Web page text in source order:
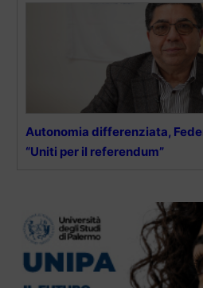
Autonomia differenziata,
“Uniti per il referendum”